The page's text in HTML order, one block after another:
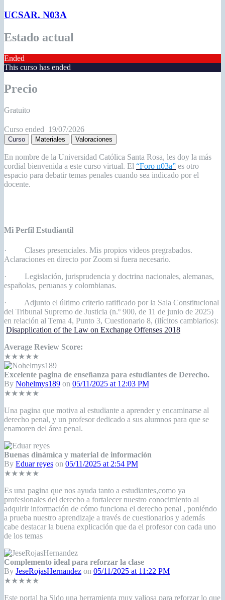
UCSAR. N03A
Estado actual
Ended
This curso has ended
Precio
Gratuito
Curso ended 19/07/2026
Curso Materiales Valoraciones
En nombre de la Universidad Católica Santa Rosa, les doy la más
cordial bienvenida a este curso virtual. El “Foro n03a” es otro
espacio para debatir temas penales cuando sea indicado por el
docente.
Mi Perfil Estudiantil
· Clases presenciales. Mis propios videos pregrabados.
Aclaraciones en directo por Zoom si fuera necesario.
· Legislación, jurisprudencia y doctrina nacionales, alemanas,
españolas, peruanas y colombianas.
· Adjunto el último criterio ratificado por la Sala Constitucional
del Tribunal Supremo de Justicia (n.º 900, de 11 de junio de 2025)
en relación al Tema 4, Punto 3, Cuestionario 8, (ilícitos cambiarios):
Disapplication of the Law on Exchange Offenses 2018
Average Review Score:
★★★★★
Excelente pagina de enseñanza para estudiantes de Derecho.
By Nohelmys189 on 05/11/2025 at 12:03 PM
★★★★★
Una pagina que motiva al estudiante a aprender y encaminarse al
derecho penal, y un profesor dedicado a sus alumnos para que se
enamoren del área penal.
Buenas dinámica y material de información
By Eduar reyes on 05/11/2025 at 2:54 PM
★★★★★
Es una pagina que nos ayuda tanto a estudiantes,como ya
profesionales del derecho a fortalecer nuestro conocimiento al
adquirir información de cómo funciona el derecho penal , poniéndo
a prueba nuestro aprendizaje a través de cuestionarios y además
cabe destacar la buena explicación que da el profesor con cada uno
de los temas
Complemento ideal para reforzar la clase
By JeseRojasHernandez on 05/11/2025 at 11:22 PM
★★★★★
Este portal ha Sido una herramienta muy valiosa para reforzar lo que